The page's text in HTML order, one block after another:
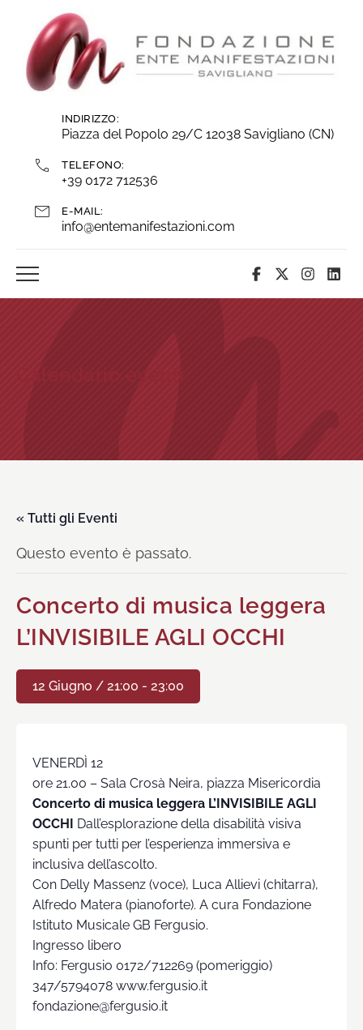
contenuti
INDIRIZZO:
Piazza del Popolo 29/C 12038 Savigliano (CN)
TELEFONO:
+39 0172 712536
E-MAIL:
info@entemanifestazioni.com
« Tutti gli Eventi
Questo evento è passato.
Concerto di musica leggera
L’INVISIBILE AGLI OCCHI
12 Giugno / 21:00 - 23:00
VENERDÌ 12
ore 21.00 – Sala Crosà Neira, piazza Misericordia
Concerto di musica leggera L’INVISIBILE AGLI
OCCHI
Dall’esplorazione della disabilità visiva
spunti per tutti per l’esperienza immersiva e
inclusiva dell’ascolto.
Con Delly Massenz (voce), Luca Allievi (chitarra),
Alfredo Matera (pianoforte). A cura Fondazione
Istituto Musicale GB Fergusio.
Ingresso libero
Info: Fergusio 0172/712269 (pomeriggio)
347/5794078 www.fergusio.it
fondazione@fergusio.it